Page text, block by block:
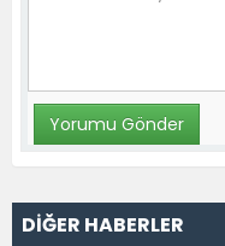
DİĞER HABERLER